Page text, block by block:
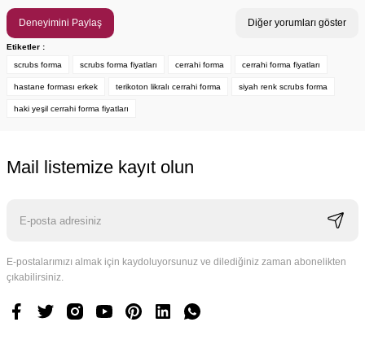
199,00 TL
Deneyimini Paylaş Diğer yorumları göster
Etiketler :
scrubs forma
scrubs forma fiyatları cerrahi forma cerrahi forma fiyatları
hastane forması erkek terikoton likralı cerrahi forma siyah renk scrubs forma
haki yeşil cerrahi forma fiyatları
Mail listemize kayıt olun
E-postalarımızı almak için kaydoluyorsunuz ve dilediğiniz zaman abonelikten
çıkabilirsiniz.